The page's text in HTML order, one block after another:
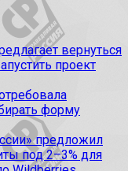
вернуться
проект
форму
предложил
под 2–3% для